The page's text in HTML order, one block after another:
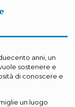
anni, un
sostenere e
di conoscere e
un luogo